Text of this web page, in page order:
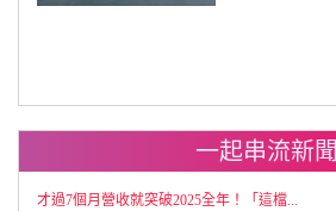
一起串流新聞
才過7個月營收就突破2025全年！「這檔...